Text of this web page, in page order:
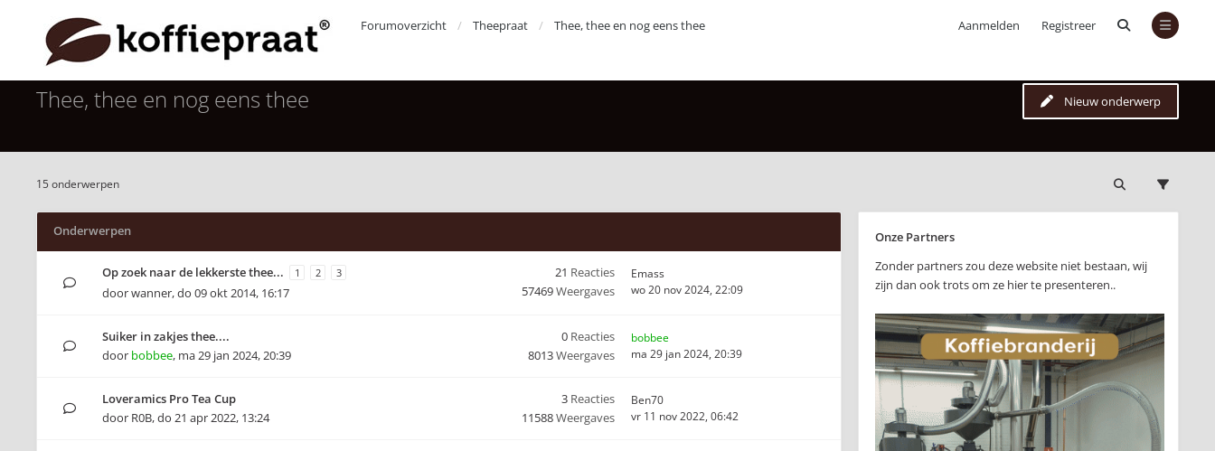
Aanmelden Registreer
Forumoverzicht Theepraat Thee, thee en nog eens thee
Thee, thee en nog eens thee Nieuw onderwerp
15 onderwerpen
Onderwerpen
Op zoek naar de lekkerste thee... 1 2 3
doorwanner,do 09 okt 2014, 16:17
21 Reacties
57469Weergaves
Emass
wo 20 nov 2024, 22:09
Suiker in zakjes thee....
door bobbee, ma 29 jan 2024, 20:39
0 Reacties
8013Weergaves
bobbee
ma 29 jan 2024, 20:39
Loveramics Pro Tea Cup
door R0B,do 21 apr 2022, 13:24
3 Reacties
11588Weergaves
Ben70
vr 11 nov 2022, 06:42
Onze Partners
Zonder partners zou deze website niet bestaan, wij
zijn dan ook trots om ze hier te presenteren..